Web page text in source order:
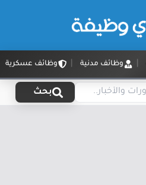
وظائف مدنية وظائف عسكرية
بحث